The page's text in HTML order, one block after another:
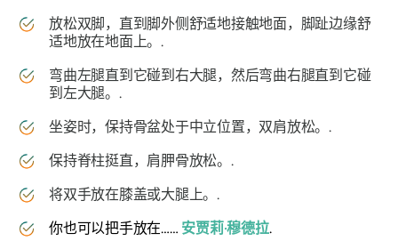
放松双脚，直到脚外侧舒适地接触地面，脚趾边缘舒
适地放在地面上。.
弯曲左腿直到它碰到右大腿，然后弯曲右腿直到它碰
到左大腿。.
坐姿时，保持骨盆处于中立位置，双肩放松。.
保持脊柱挺直，肩胛骨放松。.
将双手放在膝盖或大腿上。.
你也可以把手放在…… 安贾莉·穆德拉.